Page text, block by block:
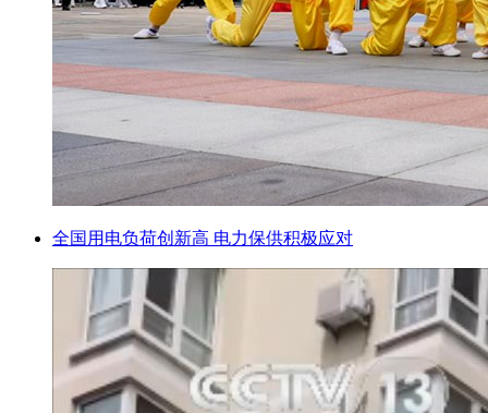
全国用电负荷创新高 电力保供积极应对